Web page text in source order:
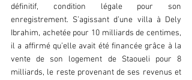
définitif, condition légale pour son
enregistrement. S’agissant d’une villa à Dely
Ibrahim, achetée pour 10 milliards de centimes,
il a affirmé qu’elle avait été financée grâce à la
vente de son logement de Staoueli pour 8
milliards, le reste provenant de ses revenus et